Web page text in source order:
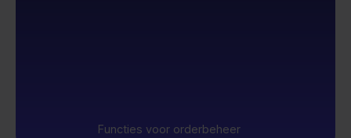
Functies voor orderbeheer